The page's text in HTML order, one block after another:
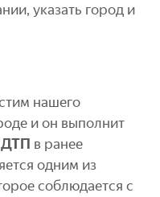
указать город и
нашего
и он выполнит
ДТП в ранее
одним из
соблюдается с